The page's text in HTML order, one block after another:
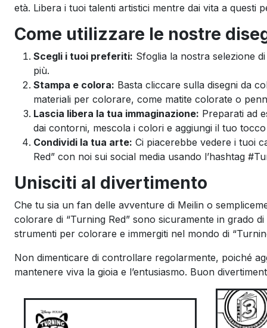
età. Libera i tuoi talenti artistici mentre dai vita a questi
Come utilizzare le nostre
Scegli i tuoi preferiti: Sfoglia la nostra selezione
più.
Stampa e colora: Basta cliccare sulla disegni da
materiali per colorare, come matite colorate o
Lascia libera la tua immaginazione: Preparati ad
dai contorni, mescola i colori e aggiungi il tuo
Condividi la tua arte: Ci piacerebbe vedere i tuoi
Red” con noi sui social media usando l’hashtag
Unisciti al divertimento
Che tu sia un fan delle avventure di Meilin o
colorare di “Turning Red” sono sicuramente in grado
strumenti per colorare e immergiti nel mondo di
Non dimenticare di controllare regolarmente, poiché
mantenere viva la gioia e l’entusiasmo. Buon